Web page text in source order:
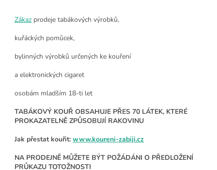
Zákaz prodeje tabákových výrobků,
kuřáckých pomůcek,
bylinných výrobků určených ke kouření
a elektronických cigaret
osobám mladším 18-ti let
TABÁKOVÝ KOUŘ OBSAHUJE PŘES 70 LÁTEK, KTERÉ
PROKAZATELNĚ ZPŮSOBUJÍ RAKOVINU
Jak přestat kouřit: www.koureni-zabiji.cz
NA PRODEJNĚ MŮŽETE BÝT POŽÁDÁNI O PŘEDLOŽENÍ
PRŮKAZU TOTOŽNOSTI